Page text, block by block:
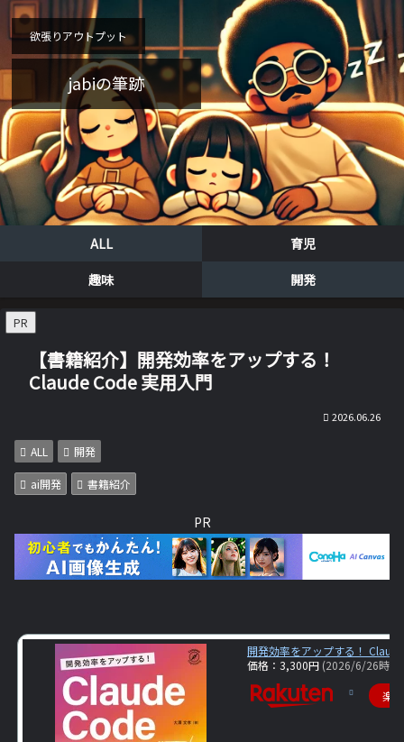
欲張りアウトプット
jabiの筆跡
ALL
育児
趣味
開発
PR
【書籍紹介】開発効率をアップする！
Claude Code 実用入門
2026.06.26
ALL 開発
ai開発 書籍紹介
PR
開発効率をアップする！
価格：3,300円 (2026/6/26時点)
楽